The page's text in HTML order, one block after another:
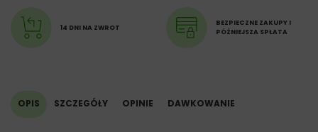
14 DNI NA ZWROT
BEZPIECZNE ZAKUPY I
PÓŹNIEJSZA SPŁATA
OPIS SZCZEGÓŁY OPINIE DAWKOWANIE